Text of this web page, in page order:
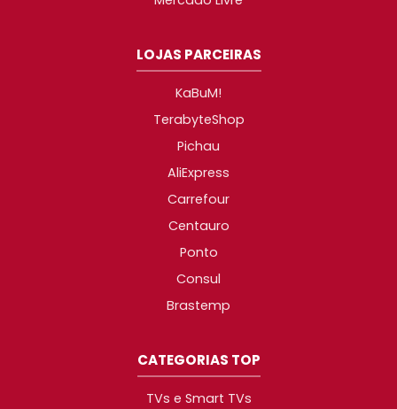
LOJAS PARCEIRAS
KaBuM!
TerabyteShop
Pichau
AliExpress
Carrefour
Centauro
Ponto
Consul
Brastemp
CATEGORIAS TOP
TVs e Smart TVs